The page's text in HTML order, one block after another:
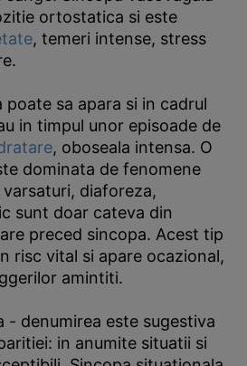
ortostatica si este
, temeri intense, stress
poate sa apara si in cadrul
in timpul unor episoade de
, oboseala intensa. O
dominata de fenomene
varsaturi, diaforeza,
sunt doar cateva din
preced sincopa. Acest tip
risc vital si apare ocazional,
amintiti.
- denumirea este sugestiva
in anumite situatii si